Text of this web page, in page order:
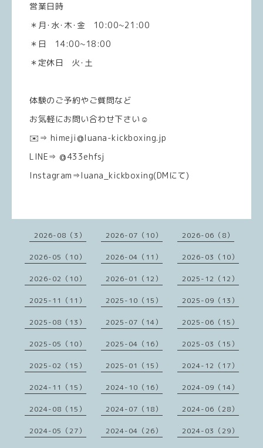
営業日時
＊月･水･木･金 10:00~21:00
＊日 14:00~18:00
＊定休日 火･土
体験のご予約やご質問など
お気軽にお問い合わせ下さい☺️
✉️⇒ himeji@luana-kickboxing.jp
LINE⇒ @433ehfsj
Instagram⇒luana_kickboxing(DMにて)
2026-08（3） 2026-07（10） 2026-06（8）
2026-05（10） 2026-04（11） 2026-03（10）
2026-02（10） 2026-01（12） 2025-12（12）
2025-11（11） 2025-10（15） 2025-09（13）
2025-08（13） 2025-07（14） 2025-06（15）
2025-05（10） 2025-04（16） 2025-03（15）
2025-02（15） 2025-01（15） 2024-12（17）
2024-11（15） 2024-10（16） 2024-09（14）
2024-08（15） 2024-07（18） 2024-06（28）
2024-05（27） 2024-04（26） 2024-03（29）